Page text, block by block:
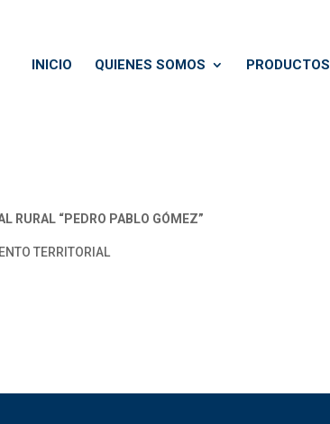
INICIO QUIENES SOMOS PRODUCTOS
RURAL “PEDRO PABLO GÓMEZ”
TERRITORIAL